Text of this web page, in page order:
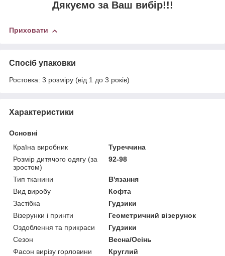
Дякуємо за Ваш вибір!!!
Приховати
Спосіб упаковки
Ростовка: 3 розміру (від 1 до 3 років)
Характеристики
Основні
Країна виробник
Туреччина
Розмір дитячого одягу (за
зростом)
92-98
Тип тканини
В'язання
Вид виробу
Кофта
Застібка
Гудзики
Візерунки і принти
Геометричний візерунок
Оздоблення та прикраси
Гудзики
Сезон
Весна/Осінь
Фасон вирізу горловини
Круглий